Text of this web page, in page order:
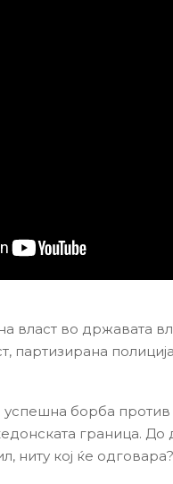
власт во државата
партизирана
борба
граница.
ниту кој ќе одговара?